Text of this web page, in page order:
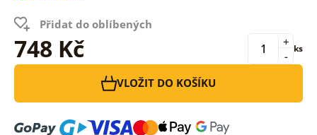
Přidat do oblíbených
748 Kč -
+ ks
VLOŽIT DO KOŠÍKU